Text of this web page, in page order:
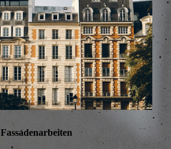
Fassadenarbeiten